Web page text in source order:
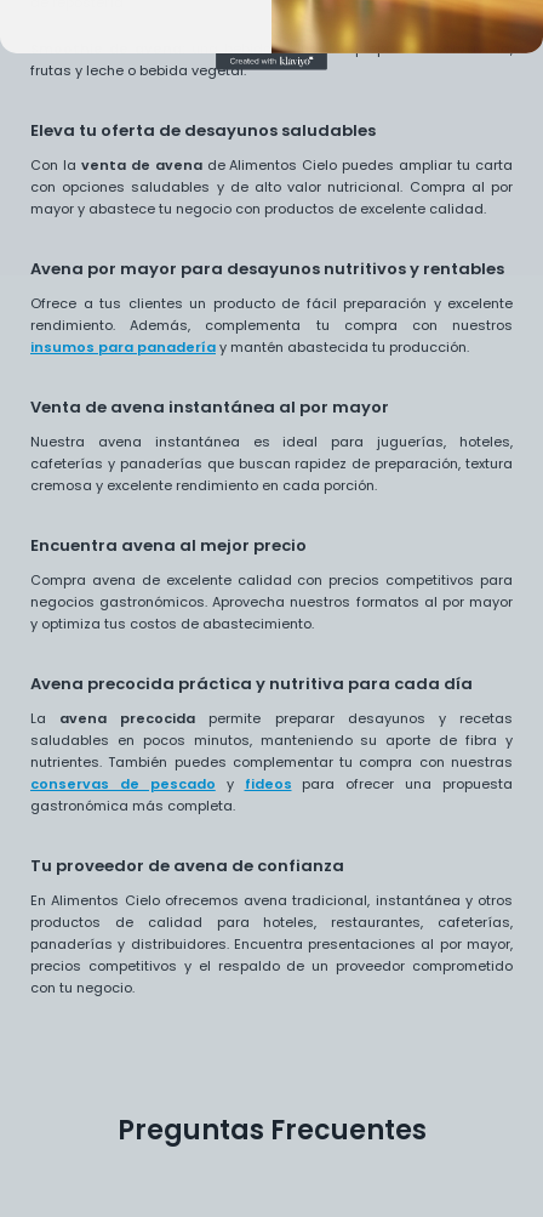
una bebida saludable preparada con avena,
frutas y leche o bebida vegetal.
Eleva tu oferta de desayunos saludables
Con la venta de avenade Alimentos Cielo puedes ampliar tu carta
con opciones saludables y de alto valor nutricional. Compra al por
mayor y abastece tu negocio con productos de excelente calidad.
Avena por mayor para desayunos nutritivos y rentables
Ofrece a tus clientes un producto de fácil preparación y excelente
rendimiento. Además, complementa tu compra con nuestros
insumos para panaderíay mantén abastecida tu producción.
Venta de avena instantánea al por mayor
Nuestra avena instantánea es ideal para juguerías, hoteles,
cafeterías y panaderías que buscan rapidez de preparación, textura
cremosa y excelente rendimiento en cada porción.
Encuentra avena al mejor precio
Compra avena de excelente calidad con precios competitivos para
negocios gastronómicos. Aprovecha nuestros formatos al por mayor
y optimiza tus costos de abastecimiento.
Avena precocida práctica y nutritiva para cada día
La avena precocida permite preparar desayunos y recetas
saludables en pocos minutos, manteniendo su aporte de fibra y
nutrientes. También puedes complementar tu compra con nuestras
conservas de pescado y fideos para ofrecer una propuesta
gastronómica más completa.
Tu proveedor de avena de confianza
En Alimentos Cielo ofrecemos avena tradicional, instantánea y otros
productos de calidad para hoteles, restaurantes, cafeterías,
panaderías y distribuidores. Encuentra presentaciones al por mayor,
precios competitivos y el respaldo de un proveedor comprometido
con tu negocio.
Preguntas Frecuentes